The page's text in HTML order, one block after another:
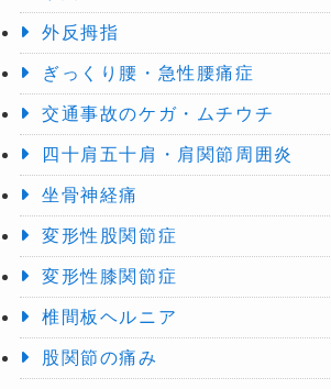
外反拇指
ぎっくり腰・急性腰痛症
交通事故のケガ・ムチウチ
四十肩五十肩・肩関節周囲炎
坐骨神経痛
変形性股関節症
変形性膝関節症
椎間板ヘルニア
股関節の痛み